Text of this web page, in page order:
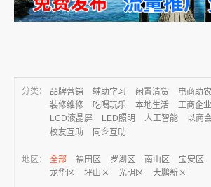
分类： 品牌营销 辅助学习 闲置清货 电商助农
装修维修
吃喝玩乐 本地生活 工商企业
LCD液晶屏
LED照明 人工智能 以商
校友互助
同乡互助
地区： 全部 福田区 罗湖区 南山区 宝安区
龙华区
坪山区 光明区 大鹏新区